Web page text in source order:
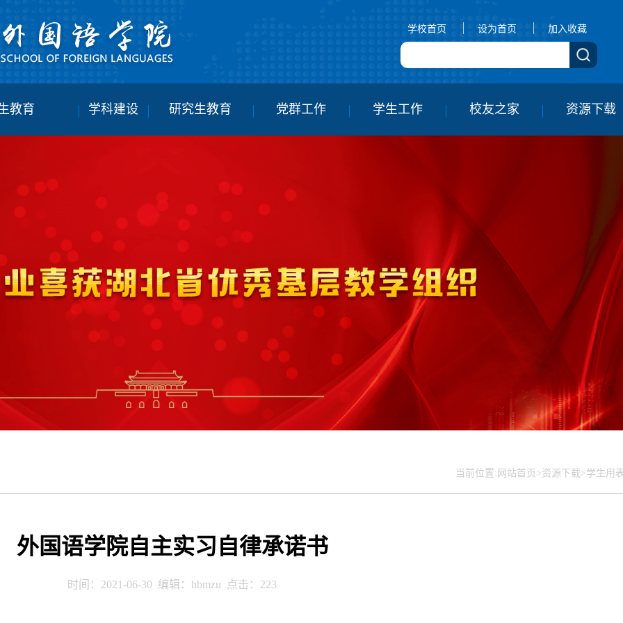
学校首页 设为首页 加入收藏
教育 学科建设 研究生教育 党群工作 学生工作 校友之家 资源下载
当前位置: 网站首页>资源下载>学生用
外国语学院自主实习自律承诺书
时间：2021-06-30 编辑：hbmzu 点击： 223